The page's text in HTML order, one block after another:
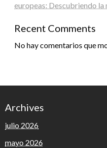
europeas: Descubriendo la
Recent Comments
No hay comentarios que
Archives
julio 2026
mayo 2026